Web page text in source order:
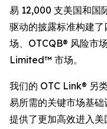
易 12,000 支美国和国
驱动的披露标准构建
场、OTCQB® 风险市
Limited™ 市场。
我们的 OTC Link® 另
易所需的关键市场基
提供了更加高效进入